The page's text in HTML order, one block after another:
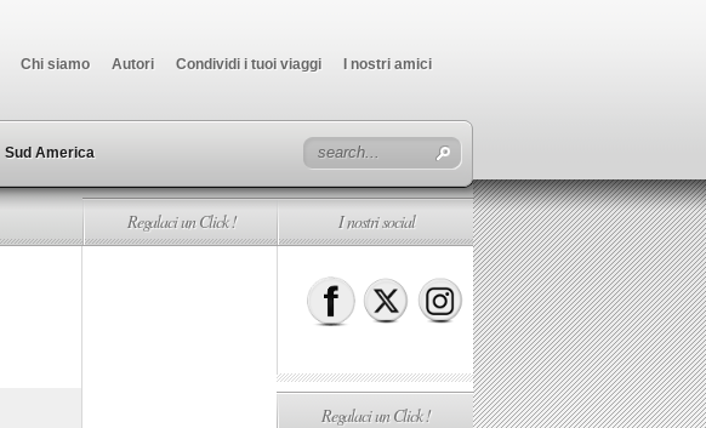
Chi siamo Autori Condividi i tuoi viaggi I nostri amici
Sud America
Regalaci un Click ! I nostri social
Regalaci un Click !